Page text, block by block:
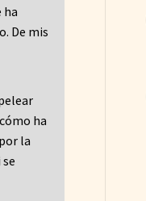
ha
De mis
ha
la